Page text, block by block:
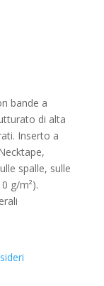
bande a
di alta
Inserto a
spalle, sulle
g/m²).